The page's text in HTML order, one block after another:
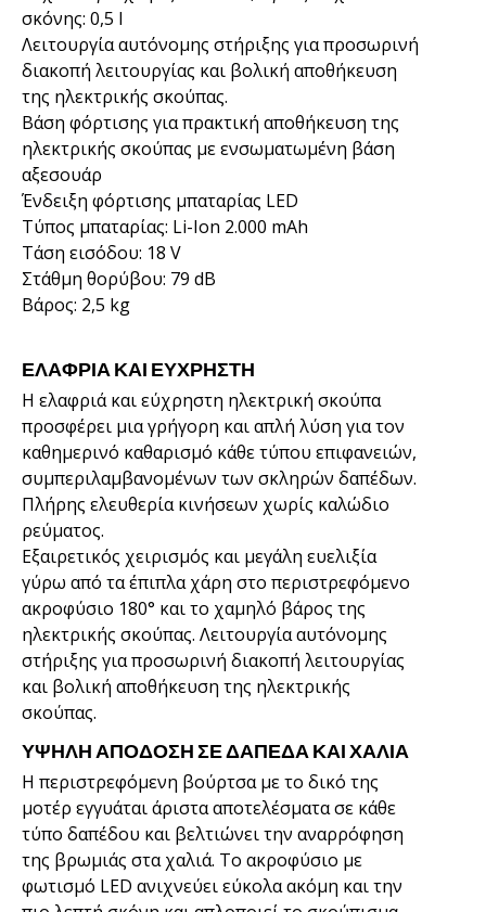
σκόνης: 0,5 l
Λειτουργία αυτόνομης στήριξης για προσωρινή
διακοπή λειτουργίας και βολική αποθήκευση
της ηλεκτρικής σκούπας.
Βάση φόρτισης για πρακτική αποθήκευση της
ηλεκτρικής σκούπας με ενσωματωμένη βάση
αξεσουάρ
Ένδειξη φόρτισης μπαταρίας LED
Τύπος μπαταρίας: Li-Ion 2.000 mAh
Τάση εισόδου: 18 V
Στάθμη θορύβου: 79 dB
Βάρος: 2,5 kg
ΕΛΑΦΡΙΑ ΚΑΙ ΕΥΧΡΗΣΤΗ
Η ελαφριά και εύχρηστη ηλεκτρική σκούπα
προσφέρει μια γρήγορη και απλή λύση για τον
καθημερινό καθαρισμό κάθε τύπου επιφανειών,
συμπεριλαμβανομένων των σκληρών δαπέδων.
Πλήρης ελευθερία κινήσεων χωρίς καλώδιο
ρεύματος.
Εξαιρετικός χειρισμός και μεγάλη ευελιξία
γύρω από τα έπιπλα χάρη στο περιστρεφόμενο
ακροφύσιο 180° και το χαμηλό βάρος της
ηλεκτρικής σκούπας. Λειτουργία αυτόνομης
στήριξης για προσωρινή διακοπή λειτουργίας
και βολική αποθήκευση της ηλεκτρικής
σκούπας.
ΥΨΗΛΗ ΑΠΟΔΟΣΗ ΣΕ ΔΑΠΕΔΑ ΚΑΙ ΧΑΛΙΑ
Η περιστρεφόμενη βούρτσα με το δικό της
μοτέρ εγγυάται άριστα αποτελέσματα σε κάθε
τύπο δαπέδου και βελτιώνει την αναρρόφηση
της βρωμιάς στα χαλιά. Το ακροφύσιο με
φωτισμό LED ανιχνεύει εύκολα ακόμη και την